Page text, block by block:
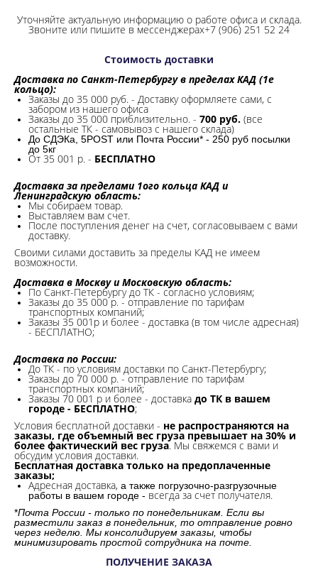
Уточняйте актуальную информацию о работе офиса и склада.
Звоните или пишите в мессенджерах+7 (906) 251 52 24
Стоимость доставки
Доставка по Санкт-Петербургу в пределах КАД (1е
кольцо):
Заказы до 35 000 руб. - Доставку оформляете сами, с
забором из нашего офиса
Заказы до 35 000 приблизительно. - 700 руб. (все
остальные ТК - самовывоз с нашего склада)
До СДЭКа, 5POST или Почта России* - 250 руб посылки
до 5кг
От 35 001 р. - БЕСПЛАТНО
Доставка за пределами 1ого кольца КАД и
Ленинградскую область:
Мы собираем товар.
Выставляем вам счет.
После поступления денег на счет, согласовываем с вами
доставку.
Своими силами доставить за пределы КАД не имеем
возможности.​
Доставка в Москву и Московскую область:
По Санкт-Петербургу до ТК - согласно условиям;
Заказы до 35 000 р. - отправление по тарифам
транспортных компаний;
Заказы 35 001р и более - доставка (в том числе адресная)
- БЕСПЛАТНО;
Доставка по России:
До ТК - по условиям доставки по Санкт-Петербургу;
Заказы до 70 000 р. - отправление по тарифам
транспортных компаний;
Заказы 70 001 р и более - доставка до ТК в вашем
городе - БЕСПЛАТНО;
Условия бесплатной доставки - не распространяются на
заказы, где объемный вес груза превышает на 30% и
более фактический вес груза. Мы свяжемся с вами и
обсудим условия доставки.
Бесплатная доставка только на предоплаченные
заказы;
Адресная доставка, а также погрузочно-разгрузочные
работы в вашем городе - всегда за счет получателя.
*Почта России - только по понедельникам. Если вы
разместили заказ в понедельник, то отправление ровно
через неделю. Мы консолидируем заказы, чтобы
минимизировать простой сотрудника на почте.
ПОЛУЧЕНИЕ ЗАКАЗА